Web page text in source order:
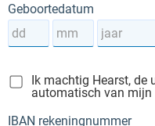
Geboortedatum
Ik machtig Hearst, de
automatisch van mijn
IBAN rekeningnummer